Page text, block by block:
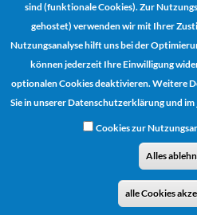
sind (funktionale Cookies). Zur
gehostet) verwenden wir mit Ihrer
Nutzungsanalyse hilft uns bei der
können jederzeit Ihre Einwilligung
optionalen Cookies deaktivieren. Weitere
Sie in unserer Datenschutzerklärung und im
Cookies zur
Alles
alle Cookies
Person zu ziehen. Diese
Daten im Rahmen der Seiten-
und uns als gemeinsam
Weitere Hinweise über die
Daten durch LinkedIn erhalten Sie
https://www.linkedin.com/legal/
trk=homepage-basic_footer-
Arten von vorgenommenen